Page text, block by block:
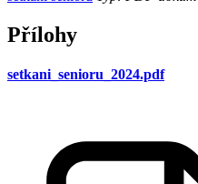
Přílohy
setkani_senioru_2024.pdf